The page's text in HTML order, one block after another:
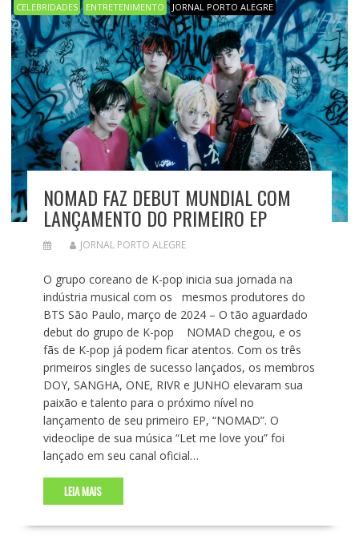
CELEBRIDADES ENTRETENIMENTO JORNAL PORTO ALEGRE
NOMAD FAZ DEBUT MUNDIAL COM
LANÇAMENTO DO PRIMEIRO EP
JORNAL PORTO ALEGRE
O grupo coreano de K-pop inicia sua jornada na
indústria musical com os mesmos produtores do
BTS São Paulo, março de 2024 – O tão aguardado
debut do grupo de K-pop NOMAD chegou, e os
fãs de K-pop já podem ficar atentos. Com os três
primeiros singles de sucesso lançados, os membros
DOY, SANGHA, ONE, RIVR e JUNHO elevaram sua
paixão e talento para o próximo nível no
lançamento de seu primeiro EP, “NOMAD”. O
videoclipe de sua música “Let me love you” foi
lançado em seu canal oficial…
LEIA MAIS